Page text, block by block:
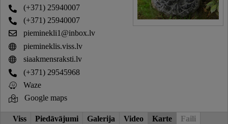
(+371) 25940007
(+371) 25940007
pieminekli1@inbox.lv
piemineklis.viss.lv
siaakmensraksti.lv
(+371) 29545968
Waze
Google maps
Viss Piedāvājumi Galerija Video Karte
Faili